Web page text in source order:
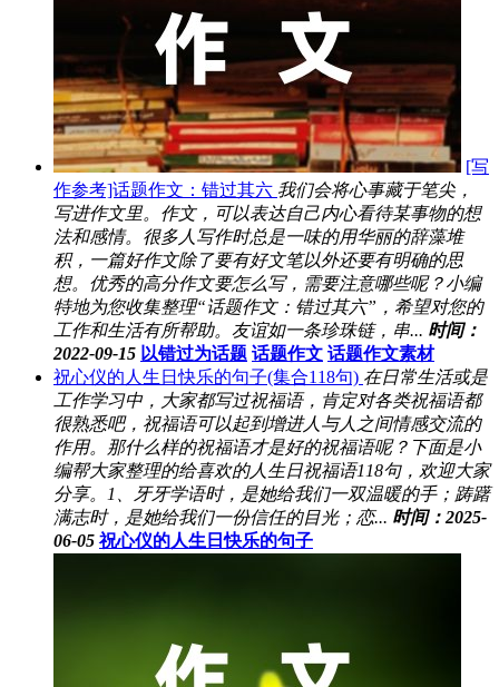
[写
作参考]话题作文：错过其六 我们会将心事藏于笔尖，
写进作文里。作文，可以表达自己内心看待某事物的想
法和感情。很多人写作时总是一味的用华丽的辞藻堆
积，一篇好作文除了要有好文笔以外还要有明确的思
想。优秀的高分作文要怎么写，需要注意哪些呢？小编
特地为您收集整理“话题作文：错过其六”，希望对您的
工作和生活有所帮助。友谊如一条珍珠链，串... 时间：
2022-09-15 以错过为话题 话题作文 话题作文素材
祝心仪的人生日快乐的句子(集合118句) 在日常生活或是
工作学习中，大家都写过祝福语，肯定对各类祝福语都
很熟悉吧，祝福语可以起到增进人与人之间情感交流的
作用。那什么样的祝福语才是好的祝福语呢？下面是小
编帮大家整理的给喜欢的人生日祝福语118句，欢迎大家
分享。1、牙牙学语时，是她给我们一双温暖的手；踌躇
满志时，是她给我们一份信任的目光；恋... 时间：2025-
06-05 祝心仪的人生日快乐的句子